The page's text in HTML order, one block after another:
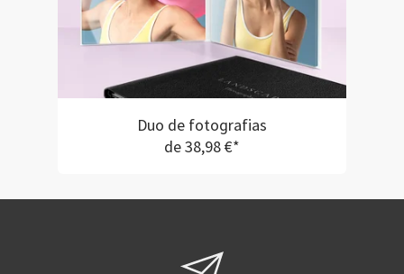
Duo de fotografias
de 38,98 €*